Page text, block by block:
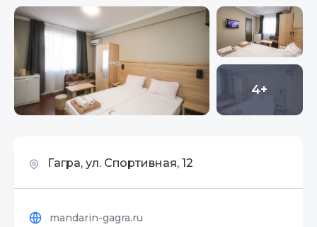
4+
Гагра, ул. Спортивная, 12
mandarin-gagra.ru